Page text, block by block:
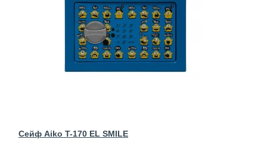
Сейф Aiko T-170 EL SMILE